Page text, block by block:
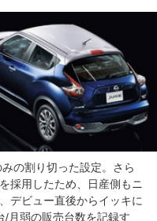
の割り切った設定。さら
採用したため、日産側もニ
デビュー直後からイッキに
/月弱の販売台数を記録す